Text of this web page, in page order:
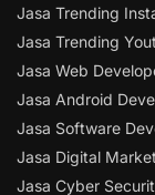
Jasa Trending
Jasa Trending
Jasa Web
Jasa Android
Jasa Software
Jasa Digital
Jasa Cyber